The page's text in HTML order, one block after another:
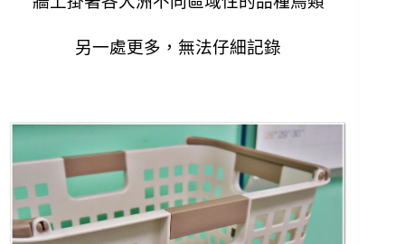
另一處更多，無法仔細記錄